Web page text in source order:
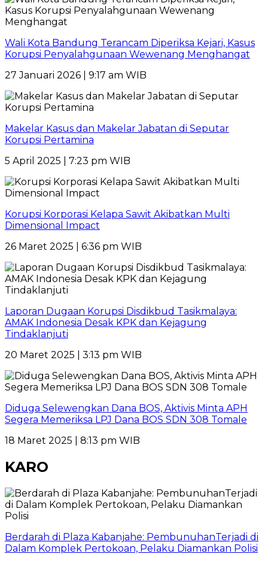
Wali Kota Bandung Terancam Diperiksa Kejari, Kasus
Korupsi Penyalahgunaan Wewenang Menghangat
27 Januari 2026 | 9:17 am WIB
Makelar Kasus dan Makelar Jabatan di Seputar
Korupsi Pertamina
5 April 2025 | 7:23 pm WIB
Korupsi Korporasi Kelapa Sawit Akibatkan Multi
Dimensional Impact
26 Maret 2025 | 6:36 pm WIB
Laporan Dugaan Korupsi Disdikbud Tasikmalaya:
AMAK Indonesia Desak KPK dan Kejagung
Tindaklanjuti
20 Maret 2025 | 3:13 pm WIB
Diduga Selewengkan Dana BOS, Aktivis Minta APH
Segera Memeriksa LPJ Dana BOS SDN 308 Tomale
18 Maret 2025 | 8:13 pm WIB
KARO
Berdarah di Plaza Kabanjahe: PembunuhanTerjadi di
Dalam Komplek Pertokoan, Pelaku Diamankan Polisi